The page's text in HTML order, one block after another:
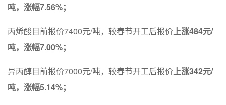
吨，涨幅7.56%；
丙烯酸目前报价7400元/吨，较春节开工后报价上涨484元/
吨，涨幅7.00%；
异丙醇目前报价7000元/吨，较春节开工后报价上涨342元/
吨，涨幅5.14%；